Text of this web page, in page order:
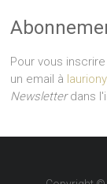
Pour vous
un email à
Newsletterdans